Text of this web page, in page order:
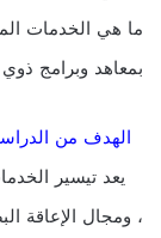
ما هي الخدمات
بمعاهد وبرامج ذوي
الهدف من
يعد تيسير
، ومجال الإعاقة